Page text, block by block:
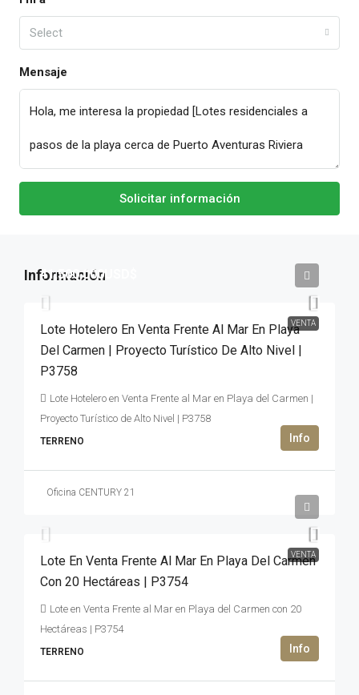
Select
Mensaje
Solicitar información
VENTA
41,500,000USD$
Lote Hotelero En Venta Frente Al Mar En Playa
Del Carmen | Proyecto Turístico De Alto Nivel |
P3758
Lote Hotelero en Venta Frente al Mar en Playa del Carmen |
Proyecto Turístico de Alto Nivel | P3758
TERRENO
Oficina CENTURY 21
VENTA
Lote En Venta Frente Al Mar En Playa Del Carmen
Con 20 Hectáreas | P3754
Lote en Venta Frente al Mar en Playa del Carmen con 20
Hectáreas | P3754
TERRENO